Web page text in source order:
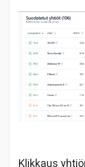
Klikkaus